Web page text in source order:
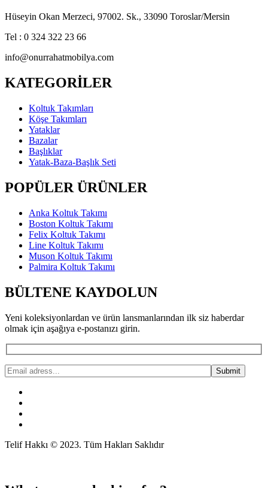
Hüseyin Okan Merzeci, 97002. Sk., 33090 Toroslar/Mersin
Tel : 0 324 322 23 66
info@onurrahatmobilya.com
KATEGORİLER
Koltuk Takımları
Köşe Takımları
Yataklar
Bazalar
Başlıklar
Yatak-Baza-Başlık Seti
POPÜLER ÜRÜNLER
Anka Koltuk Takımı
Boston Koltuk Takımı
Felix Koltuk Takımı
Line Koltuk Takımı
Muson Koltuk Takımı
Palmira Koltuk Takımı
BÜLTENE KAYDOLUN
Yeni koleksiyonlardan ve ürün lansmanlarından ilk siz haberdar
olmak için aşağıya e-postanızı girin.
Telif Hakkı © 2023. Tüm Hakları Saklıdır